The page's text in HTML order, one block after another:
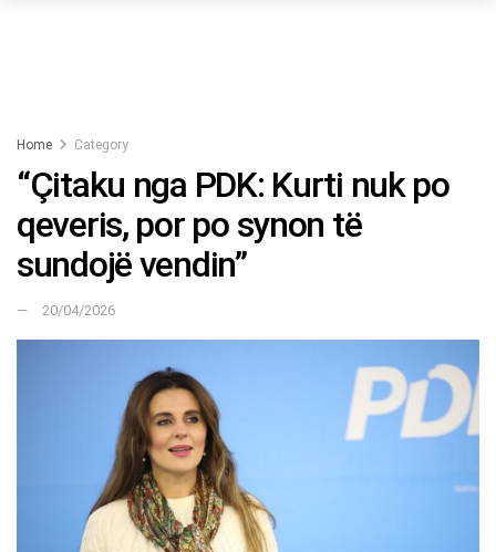
Home Category
“Çitaku nga PDK: Kurti nuk po
qeveris, por po synon të
sundojë vendin”
20/04/2026